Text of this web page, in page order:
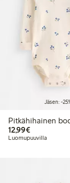
Jäsen: -
Pitkähihainen
12,99€12,99 €
Luomupuuvilla